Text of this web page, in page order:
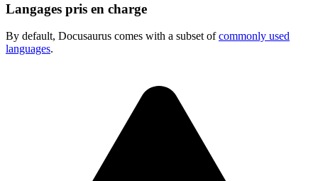
Langages pris en charge
By default, Docusaurus comes with a subset ofcommonly used
languages.